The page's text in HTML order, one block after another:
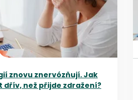
znovu znervózňují. Jak
dřív, než přijde zdražení?